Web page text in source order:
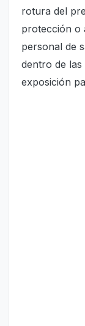
rotura del
protección o
personal de
dentro de
exposición